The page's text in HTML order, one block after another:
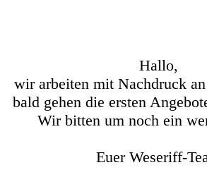
Hallo,
wir arbeiten mit Nachdruck an
bald gehen die ersten
Wir bitten um noch ein
Euer Weseriff-